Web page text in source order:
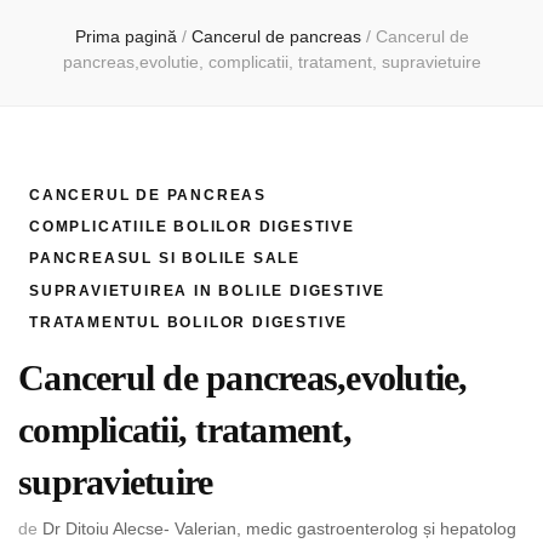
Prima pagină / Cancerul de pancreas / Cancerul de
pancreas,evolutie, complicatii, tratament, supravietuire
CANCERUL DE PANCREAS
COMPLICATIILE BOLILOR DIGESTIVE
PANCREASUL SI BOLILE SALE
SUPRAVIETUIREA IN BOLILE DIGESTIVE
TRATAMENTUL BOLILOR DIGESTIVE
Cancerul de pancreas,evolutie,
complicatii, tratament,
supravietuire
de Dr Ditoiu Alecse- Valerian, medic gastroenterolog și hepatolog